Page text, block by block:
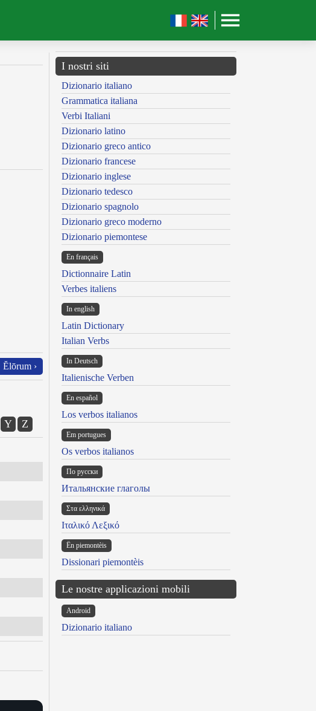
Ĕlōrum ›
Y Z
I nostri siti
Dizionario italiano
Grammatica italiana
Verbi Italiani
Dizionario latino
Dizionario greco antico
Dizionario francese
Dizionario inglese
Dizionario tedesco
Dizionario spagnolo
Dizionario greco moderno
Dizionario piemontese
En français
Dictionnaire Latin
Verbes italiens
In english
Latin Dictionary
Italian Verbs
In Deutsch
Italienische Verben
En español
Los verbos italianos
Em portugues
Os verbos italianos
По русски
Итальянские глаголы
Στα ελληνικά
Ιταλικό Λεξικό
Ën piemontèis
Dissionari piemontèis
Le nostre applicazioni mobili
Android
Dizionario italiano